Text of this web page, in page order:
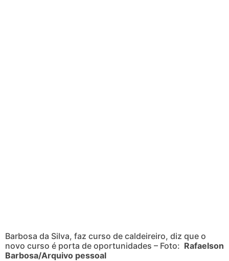
Barbosa da Silva, faz curso de caldeireiro, diz que o
novo curso é porta de oportunidades – Foto: Rafaelson
Barbosa/Arquivo pessoal